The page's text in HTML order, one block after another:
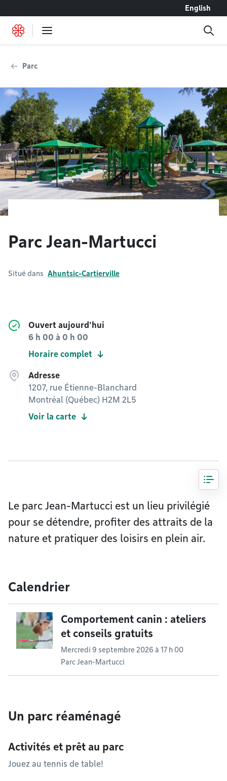
English
Parc
Parc Jean-Martucci
Situé dans Ahuntsic-Cartierville
Ouvert aujourd'hui
6 h 00 à 0 h 00
Horaire complet
Adresse
1207, rue Étienne-Blanchard
Montréal (Québec) H2M 2L5
Voir la carte
Le parc Jean-Martucci est un lieu privilégié
pour se détendre, profiter des attraits de la
nature et pratiquer des loisirs en plein air.
Calendrier
Comportement canin : ateliers
et conseils gratuits
Mercredi 9 septembre 2026 à 17 h 00
Parc Jean-Martucci
Un parc réaménagé
Activités et prêt au parc
Jouez au tennis de table!